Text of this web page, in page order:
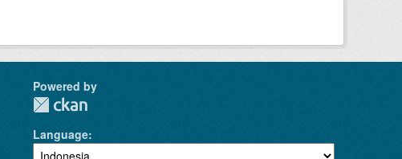
Powered by
Language